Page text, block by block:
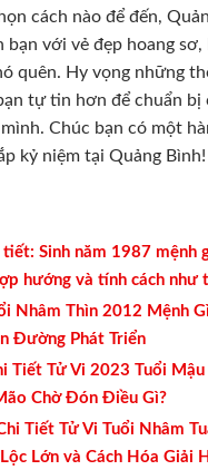
cách nào để đến,
bạn với vẻ đẹp hoang
quên. Hy vọng những
tự tin hơn để chuẩn bị
Chúc bạn có một
kỷ niệm tại Quảng Bình!
tiết: Sinh năm 1987 mệnh
hướng và tính cách như
Nhâm Thìn 2012 Mệnh
Đường Phát Triển
Tiết Tử Vi 2023 Tuổi
Chờ Đón Điều Gì?
Tiết Tử Vi Tuổi Nhâm
Lớn và Cách Hóa Giải